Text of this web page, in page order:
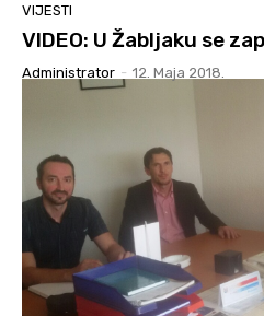
VIJESTI
VIDEO: U Žabljaku se
Administrator - 12. Maja 2018.